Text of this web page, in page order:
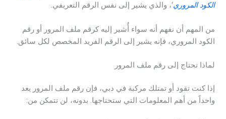
الكود المروري‘، والذي يشير إلى نفس الرقم التعريفي.
من المهم أن نفهم أنه سواء أُشير إليه كرقم ملف المرور أو رقم
الكود المروري، فإنه يشير إلى الرقم الفريد المخصص لكل سائق.
لماذا تحتاج إلى رقم ملف المرور
إذا كنت تقود أو تمتلك مركبة في دبي، فإن رقم ملف المرور يعد
واحداً من أهم المعلومات التي ستحتاجها. بدونه، لن تتمكن من: